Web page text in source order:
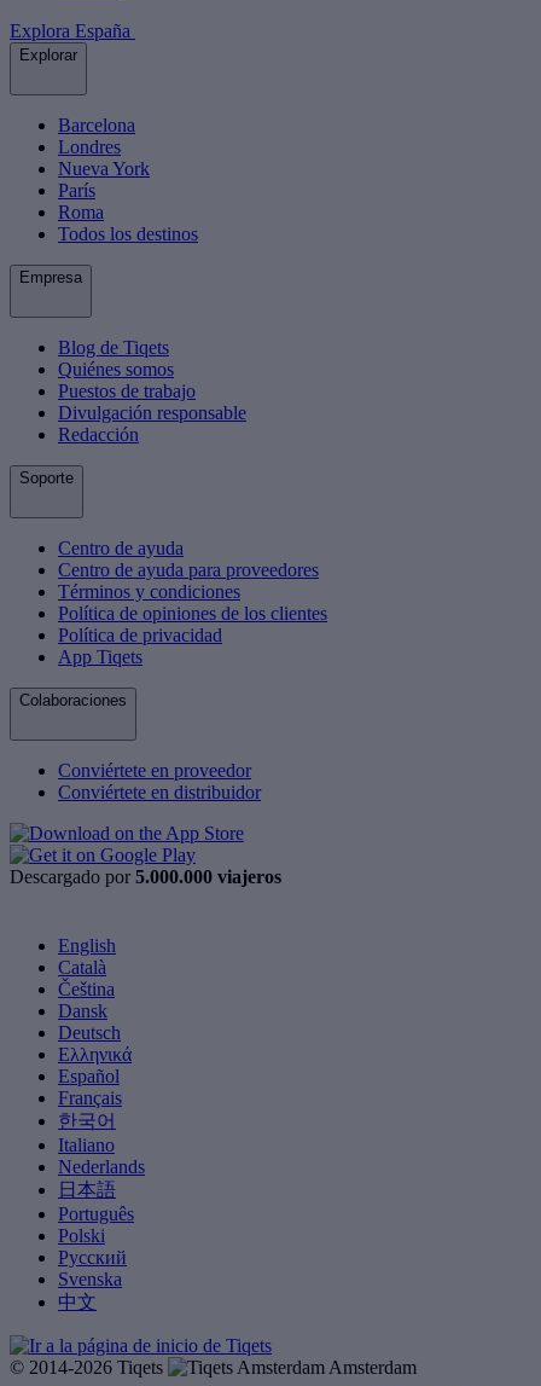
Explora España
Explorar
Barcelona
Londres
Nueva York
París
Roma
Todos los destinos
Empresa
Blog de Tiqets
Quiénes somos
Puestos de trabajo
Divulgación responsable
Redacción
Soporte
Centro de ayuda
Centro de ayuda para proveedores
Términos y condiciones
Política de opiniones de los clientes
Política de privacidad
App Tiqets
Colaboraciones
Conviértete en proveedor
Conviértete en distribuidor
Descargado por 5.000.000 viajeros
English
Català
Čeština
Dansk
Deutsch
Ελληνικά
Español
Français
한국어
Italiano
Nederlands
日本語
Português
Polski
Русский
Svenska
中文
© 2014-2026 Tiqets
Amsterdam